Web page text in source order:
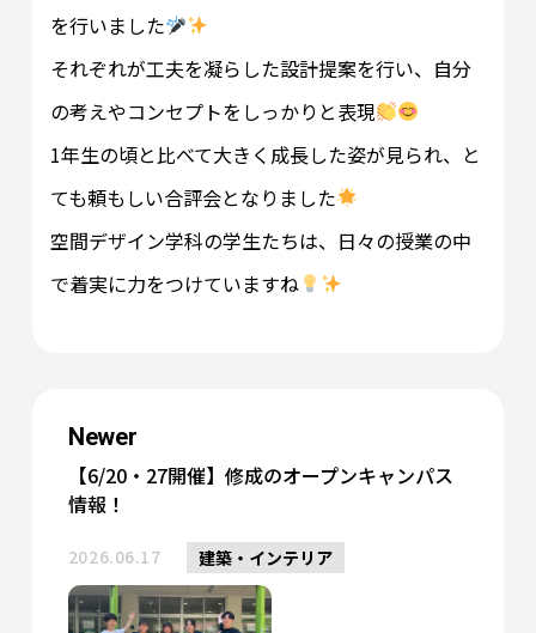
を行いました
それぞれが工夫を凝らした設計提案を行い、自分
の考えやコンセプトをしっかりと表現
1年生の頃と比べて大きく成長した姿が見られ、と
ても頼もしい合評会となりました
空間デザイン学科の学生たちは、日々の授業の中
で着実に力をつけていますね
Newer
【6/20・27開催】修成のオープンキャンパス
情報！
2026.06.17 建築・インテリア